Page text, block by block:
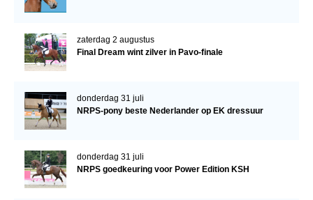
zaterdag 2 augustus
Final Dream wint zilver in Pavo-finale
donderdag 31 juli
NRPS-pony beste Nederlander op EK dressuur
donderdag 31 juli
NRPS goedkeuring voor Power Edition KSH